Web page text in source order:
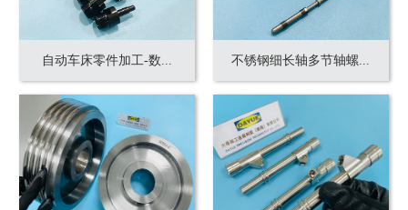
自动车床零件加工-数... 不锈钢细长轴多节轴螺...